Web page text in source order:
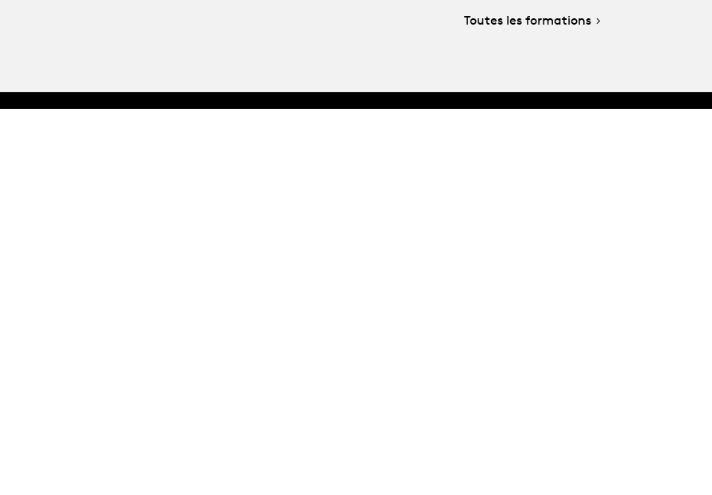
Toutes les formations